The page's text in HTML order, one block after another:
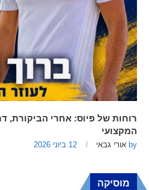
רוחות של פיוס: אחרי הביקורת,
המקצועי
by אורי גבאי 12 ביוני 2026
מוסיקה